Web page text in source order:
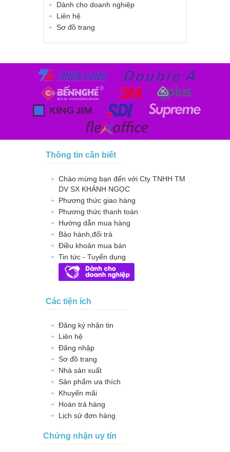
Dành cho doanh nghiệp
Liên hệ
Sơ đồ trang
Thông tin cần biết
Chào mừng bạn đến với Cty TNHH TM
DV SX KHÁNH NGỌC
Phương thức giao hàng
Phương thức thanh toán
Hướng dẫn mua hàng
Bảo hành,đổi trả
Điều khoản mua bán
Tin tức - Tuyển dụng
Các tiện ích
Đăng ký nhận tin
Liên hệ
Đăng nhập
Sơ đồ trang
Nhà sản xuất
Sản phẩm ưa thích
Khuyến mãi
Hoàn trả hàng
Lịch sử đơn hàng
Chứng nhận uy tín